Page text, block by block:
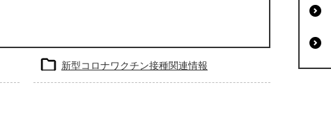
新型コロナワクチン接種関連情報